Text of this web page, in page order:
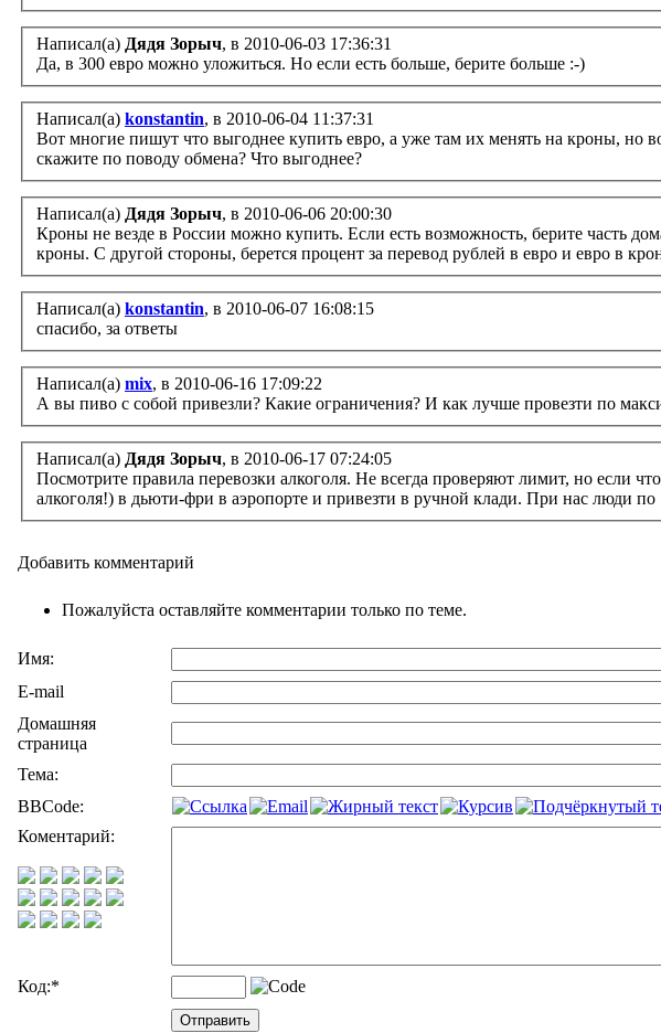
Написал(а) Дядя Зорыч, в 2010-06-03 17:36:31
Да, в 300 евро можно уложиться. Но если есть больше, берите больше :-)
Написал(а) konstantin, в 2010-06-04 11:37:31
Вот многие пишут что выгоднее купить евро, а уже там их менять на кроны, но
скажите по поводу обмена? Что выгоднее?
Написал(а) Дядя Зорыч, в 2010-06-06 20:00:30
Кроны не везде в России можно купить. Если есть возможность, берите часть
кроны. С другой стороны, берется процент за перевод рублей в евро и евро в
Написал(а) konstantin, в 2010-06-07 16:08:15
спасибо, за ответы
Написал(а) mix, в 2010-06-16 17:09:22
А вы пиво с собой привезли? Какие ограничения? И как лучше провезти по
Написал(а) Дядя Зорыч, в 2010-06-17 07:24:05
Посмотрите правила перевозки алкоголя. Не всегда проверяют лимит, но если
алкоголя!) в дьюти-фри в аэропорте и привезти в ручной клади. При нас люди
Добавить комментарий
Пожалуйста оставляйте комментарии только по теме.
Имя:
E-mail
Домашняя
страница
Тема:
BBCode:
Коментарий:
Код:*